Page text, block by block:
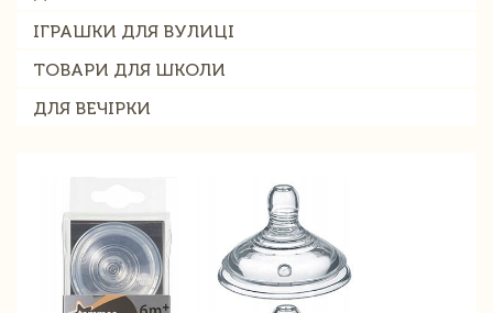
ІГРАШКИ ДЛЯ ВУЛИЦІ
ТОВАРИ ДЛЯ ШКОЛИ
ДЛЯ ВЕЧІРКИ